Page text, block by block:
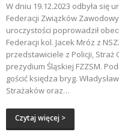
W dniu 19.12.2023 odbyła się
Federacji Związków
uroczystości poprowadził
Federacji kol. Jacek Mróz z
przedstawiciele z Policji, Straż
prezydium Śląskiej FZZSM.
gościć księdza bryg.
Strażaków oraz…
Czytaj więcej >